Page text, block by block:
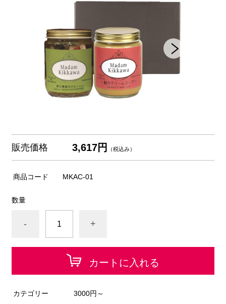
販売価格 3,617円 （税込み）
商品コード MKAC-01
数量
- +
カートに入れる
カテゴリー 3000円～